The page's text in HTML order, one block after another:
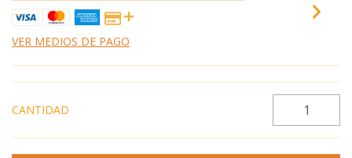
VER MEDIOS DE PAGO
CANTIDAD